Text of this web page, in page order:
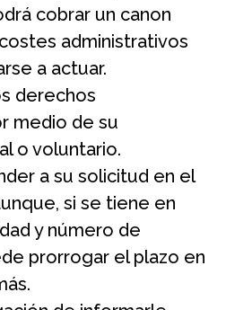
cobrar un canon
administrativos
a actuar.
derechos
medio de su
o voluntario.
a su solicitud en el
si se tiene en
y número de
prorrogar el plazo en